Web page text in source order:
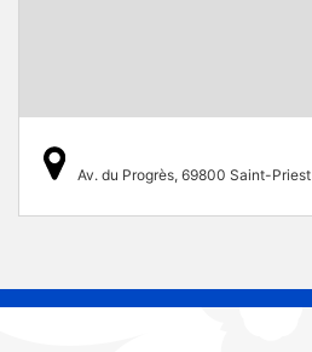
Av. du Progrès, 69800 Saint-Priest